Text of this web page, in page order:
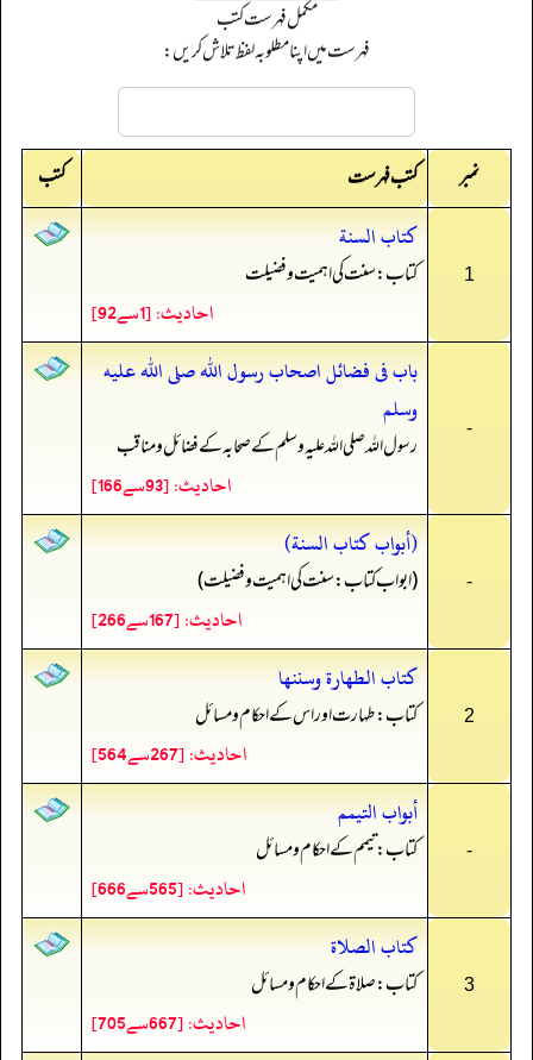
مکمل فہرست کتب
فہرست میں اپنا مطلوبہ لفظ تلاش کریں:
نمبر کتب فہرست کتب
1
كتاب السنة
کتاب: سنت کی اہمیت و فضیلت
احادیث: [1سے92]
-
باب فى فضائل اصحاب رسول الله صلى الله عليه
وسلم
رسول اللہ صلى اللہ علیہ وسلم کے صحابہ کے فضائل و مناقب
احادیث: [93سے166]
-
(أبواب كتاب السنة)
(ابواب کتاب: سنت کی اہمیت و فضیلت)
احادیث: [167سے266]
2
كتاب الطهارة وسننها
کتاب: طہارت اور اس کے احکام و مسائل
احادیث: [267سے564]
-
أبواب التيمم
کتاب: تیمم کے احکام و مسائل
احادیث: [565سے666]
3
كتاب الصلاة
کتاب: صلاۃ کے احکام و مسائل
احادیث: [667سے705]